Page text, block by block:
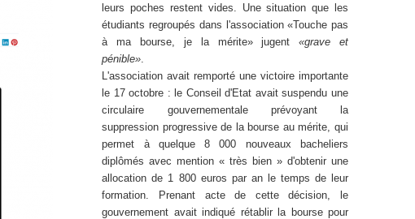
leurs poches restent vides. Une situation que les
étudiants regroupés dans l'association «Touche pas
à ma bourse, je la mérite» jugent«grave et
pénible»
L'association avait remporté une victoire importante
le 17 octobre : le Conseil d'Etat avait suspendu une
circulaire gouvernementale prévoyant la
suppression progressive de la bourse au mérite, qui
permet à quelque 8 000 nouveaux bacheliers
diplômés avec mention « très bien » d'obtenir une
allocation de 1 800 euros par an le temps de leur
formation. Prenant acte de cette décision, le
gouvernement avait indiqué rétablir la bourse pour